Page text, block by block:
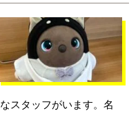
スタッフがいます。名